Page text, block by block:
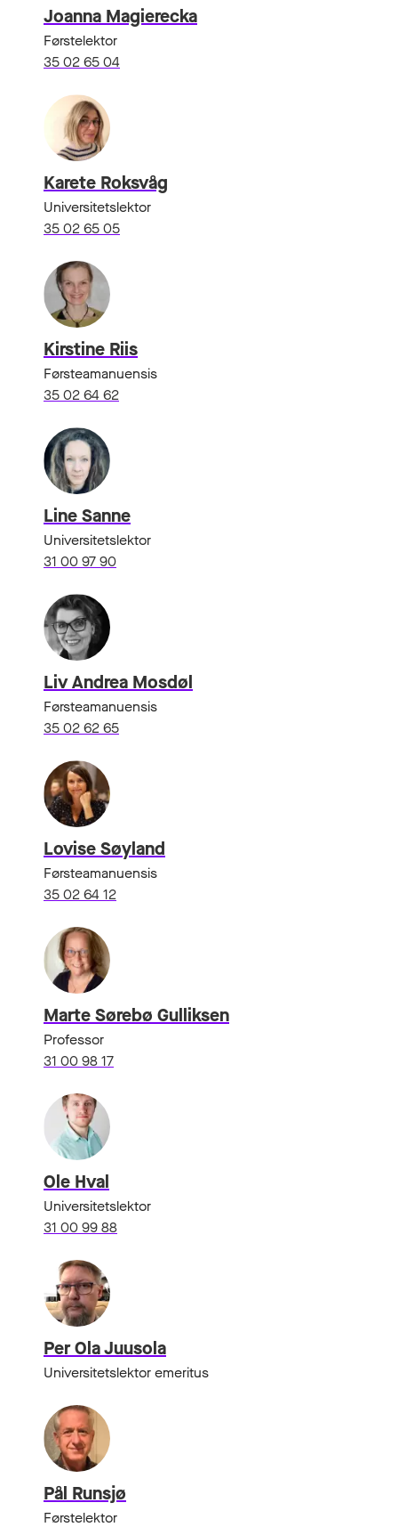
Joanna Magierecka
Førstelektor
35 02 65 04
Karete Roksvåg
Universitetslektor
35 02 65 05
Kirstine Riis
Førsteamanuensis
35 02 64 62
Line Sanne
Universitetslektor
31 00 97 90
Liv Andrea Mosdøl
Førsteamanuensis
35 02 62 65
Lovise Søyland
Førsteamanuensis
35 02 64 12
Marte Sørebø Gulliksen
Professor
31 00 98 17
Ole Hval
Universitetslektor
31 00 99 88
Per Ola Juusola
Universitetslektor emeritus
Pål Runsjø
Førstelektor